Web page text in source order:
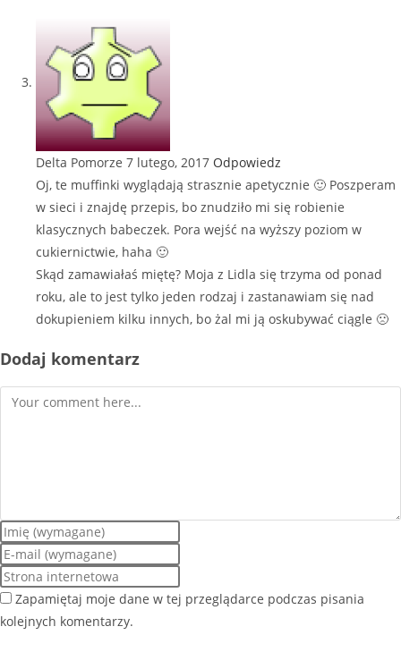
Delta Pomorze 7 lutego, 2017 Odpowiedz
Oj, te muffinki wyglądają strasznie apetycznie 🙂 Poszperam
w sieci i znajdę przepis, bo znudziło mi się robienie
klasycznych babeczek. Pora wejść na wyższy poziom w
cukiernictwie, haha 🙂
Skąd zamawiałaś miętę? Moja z Lidla się trzyma od ponad
roku, ale to jest tylko jeden rodzaj i zastanawiam się nad
dokupieniem kilku innych, bo żal mi ją oskubywać ciągle 🙁
Dodaj komentarz
Zapamiętaj moje dane w tej przeglądarce podczas pisania
kolejnych komentarzy.